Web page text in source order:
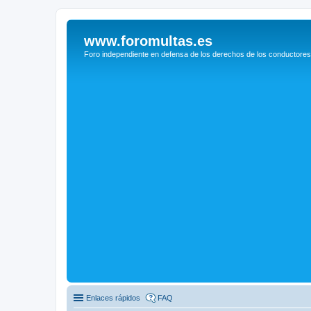
www.foromultas.es
Foro independiente en defensa de los derechos de los
Enlaces rápidos FAQ